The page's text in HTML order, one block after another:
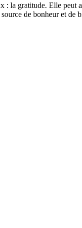
la gratitude. Elle peut
de bonheur et de